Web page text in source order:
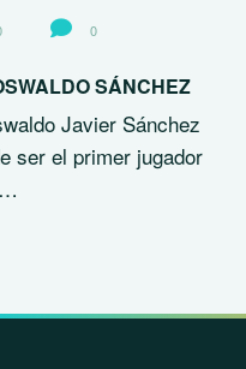
0
SÁNCHEZ
Javier Sánchez
ser el primer jugador